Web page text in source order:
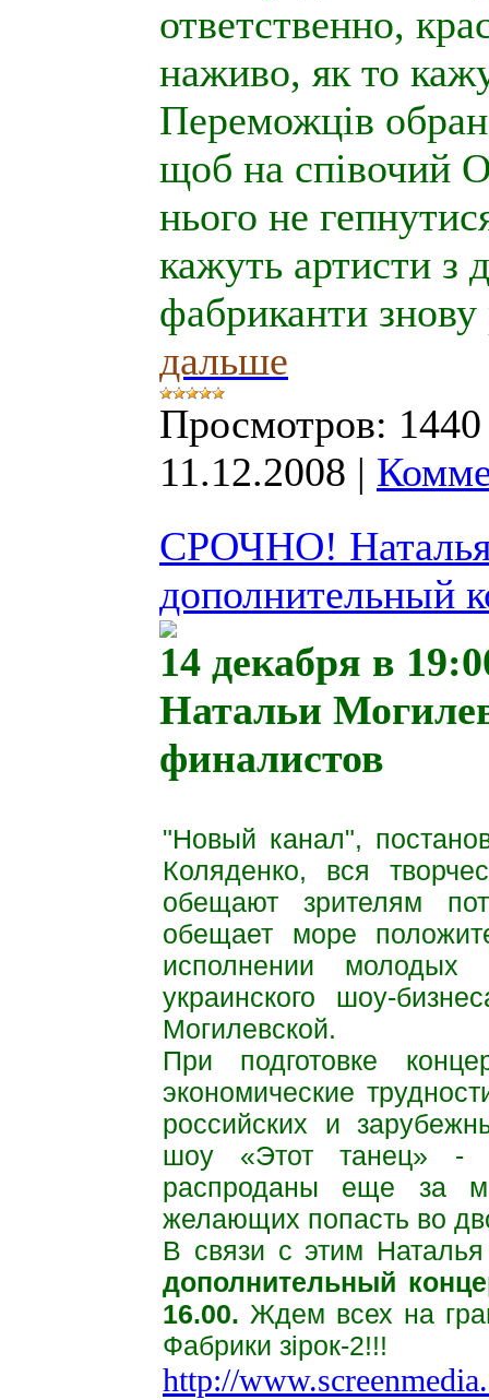
ответственно,
наживо, як то
Переможців
щоб на співочий
нього не
кажуть артисти з
фабриканти знову
дальше
Просмотров: 1440
11.12.2008 |
СРОЧНО! Наталья
дополнительный
14 декабря в
Натальи
финалистов
"Новый канал",
Коляденко, вся
обещают зрителям
обещает море
исполнении молодых
украинского шоу-
Могилевской.
При подготовке
экономические
российских и
шоу «Этот танец» -
распроданы еще за
желающих попасть во
В связи с этим
дополнительный
16.00. Ждем всех на
Фабрики зірок-2!!!
http://